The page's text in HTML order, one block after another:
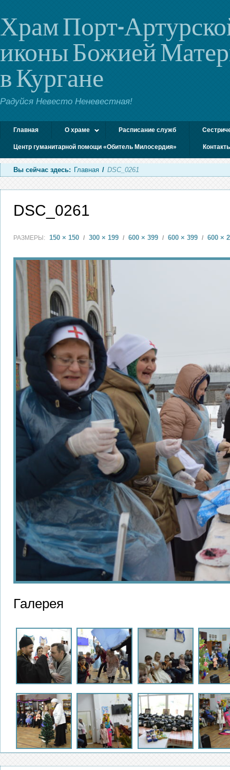
Храм Порт-
иконы Божией
в Кургане
Радуйся Невесто Неневестная!
Главная О храме Расписание служб
Центр гуманитарной помощи «Обитель Милосердия»
Вы сейчас здесь: Главная / DSC_0261
DSC_0261
РАЗМЕРЫ: 150 × 150 / 300 × 199 / 600 × 399 / 600 × 399 / 600 ×
Галерея